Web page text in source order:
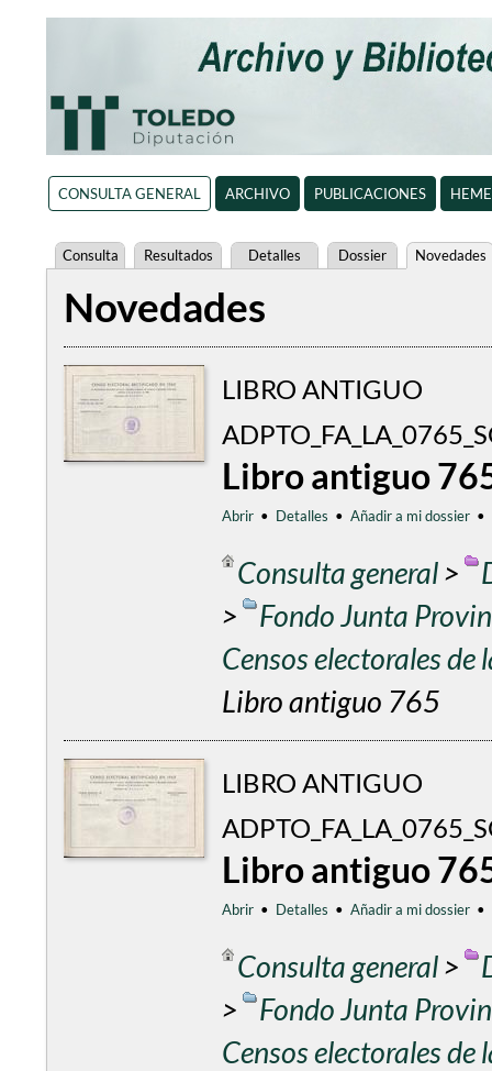
CONSULTA GENERAL ARCHIVO PUBLICACIONES
Consulta Resultados Detalles Dossier Novedades
Novedades
LIBRO ANTIGUO
Libro antiguo
Abrir • Detalles • Añadir a mi dossier •
Consulta general>
>
Fondo Junta
Censos electorales
Libro antiguo 765
LIBRO ANTIGUO
Libro antiguo
Abrir • Detalles • Añadir a mi dossier •
Consulta general>
>
Fondo Junta
Censos electorales